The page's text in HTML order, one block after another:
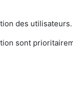
des utilisateurs.
sont